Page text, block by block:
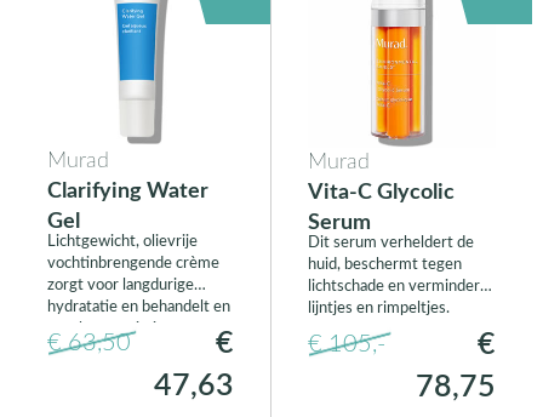
Murad
Clarifying Water
Gel
Lichtgewicht, olievrije
vochtinbrengende crème
zorgt voor langdurige
hydratatie en behandelt en
voorkomt puistjes
€ 63,50
€
47,63
Murad
Vita-C Glycolic
Serum
Dit serum verheldert de
huid, beschermt tegen
lichtschade en vermindert
lijntjes en rimpeltjes.
€ 105,-
€
78,75